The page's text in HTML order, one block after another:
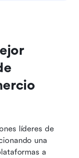
líderes de
una
a